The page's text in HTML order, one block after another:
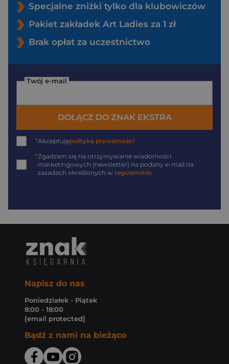
Specjalne zniżki tylko dla klubowiczów
Pakiet zakładek Art Ladies za 1 zł
Brak opłat za uczestnictwo
Twój e-mail
DOŁĄCZ DO ZNAK EKSTRA
*Akceptujępolitykę prywatności
*Zgadzam się na otrzymywanie wiadomości
marketingowych (newsletter) na podany e-mail na
zasadach określonych w regulaminie
Napisz do nas
Poniedziałek - Piątek
8:00 - 18:00
[email protected]
Bądź z nami na bieżąco